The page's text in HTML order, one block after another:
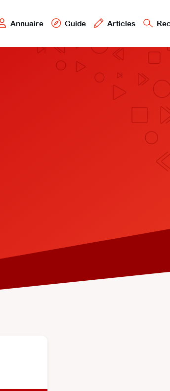
Annuaire Guide Articles